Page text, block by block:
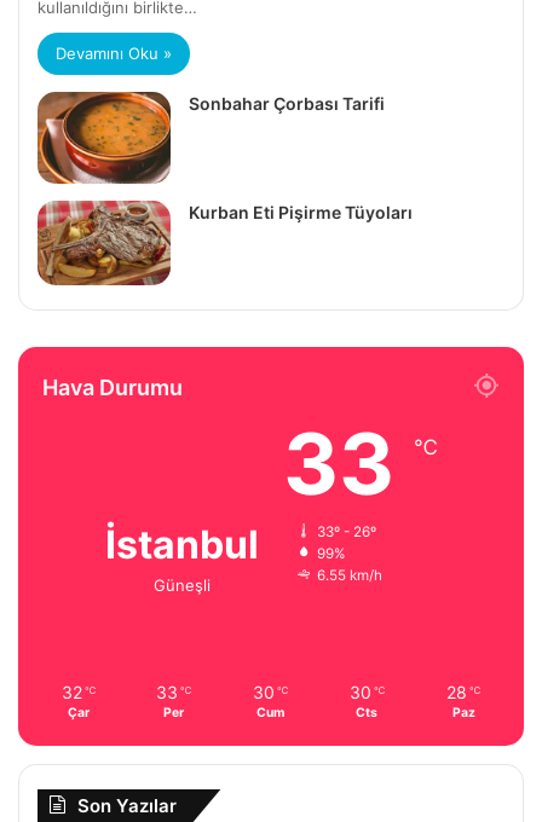
kullanıldığını birlikte…
Devamını Oku »
Sonbahar Çorbası Tarifi
Kurban Eti Pişirme Tüyoları
Hava Durumu
İstanbul
Güneşli
33 ℃
33º - 26º
99%
6.55 km/h
32 ℃
Çar
33 ℃
Per
30 ℃
Cum
30 ℃
Cts
28 ℃
Paz
Son Yazılar